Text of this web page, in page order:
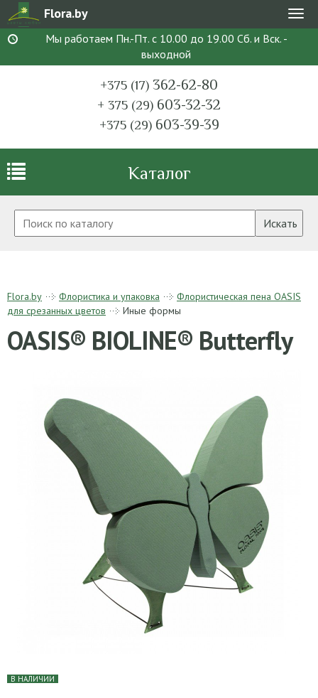
Flora.by
Мы работаем Пн.-Пт. с 10.00 до 19.00 Сб. и Вск. -
выходной
+375 (17) 362-62-80
+ 375 (29) 603-32-32
+375 (29)603-39-39
Каталог
Искать
Flora.by Флористика и упаковка
Флористическая пена OASIS
для срезанных цветов
Иные формы
OASIS® BIOLINE® Butterfly
В НАЛИЧИИ